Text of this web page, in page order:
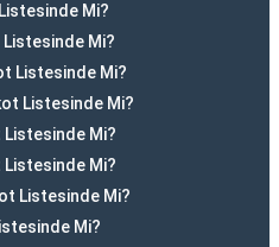
Mi?
Listesinde Mi?
Listesinde Mi?
Listesinde Mi?
Listesinde Mi?
Listesinde Mi?
Listesinde Mi?
Mi?